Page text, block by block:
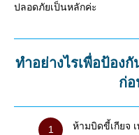
ปลอดภัยเป็นหลักค่ะ
ทำอย่างไรเพื่อป้อง
ก่
ห้ามบิดขี้เกียจ